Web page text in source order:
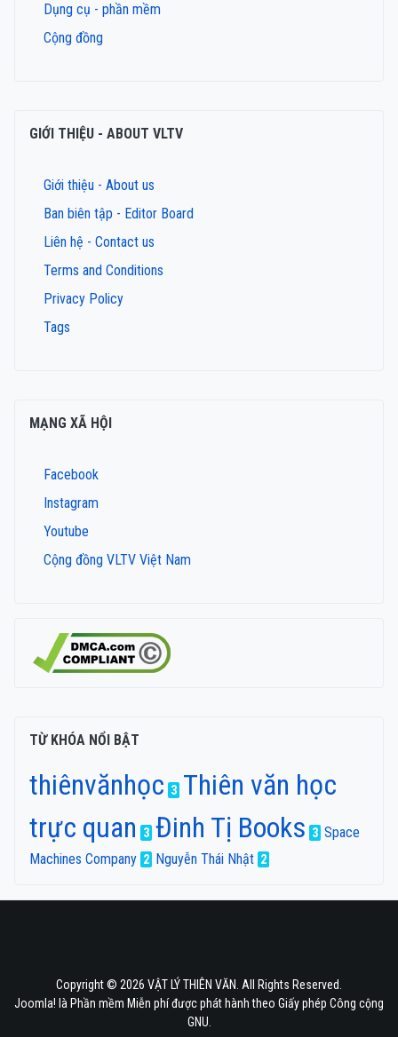
Dụng cụ - phần mềm
Cộng đồng
GIỚI THIỆU - ABOUT VLTV
Giới thiệu - About us
Ban biên tập - Editor Board
Liên hệ - Contact us
Terms and Conditions
Privacy Policy
Tags
MẠNG XÃ HỘI
Facebook
Instagram
Youtube
Cộng đồng VLTV Việt Nam
TỪ KHÓA NỔI BẬT
thiênvănhọc 3 Thiên văn học
trực quan
3 Đinh Tị Books 3 Space
Machines Company 2 Nguyễn Thái Nhật 2
Copyright © 2026 VẬT LÝ THIÊN VĂN. All Rights Reserved.
Joomla! là Phần mềm Miễn phí được phát hành theo Giấy phép Công cộng
GNU.